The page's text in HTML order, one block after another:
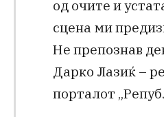
од очите и
сцена ми
Не препознав
Дарко Лазиќ –
порталот